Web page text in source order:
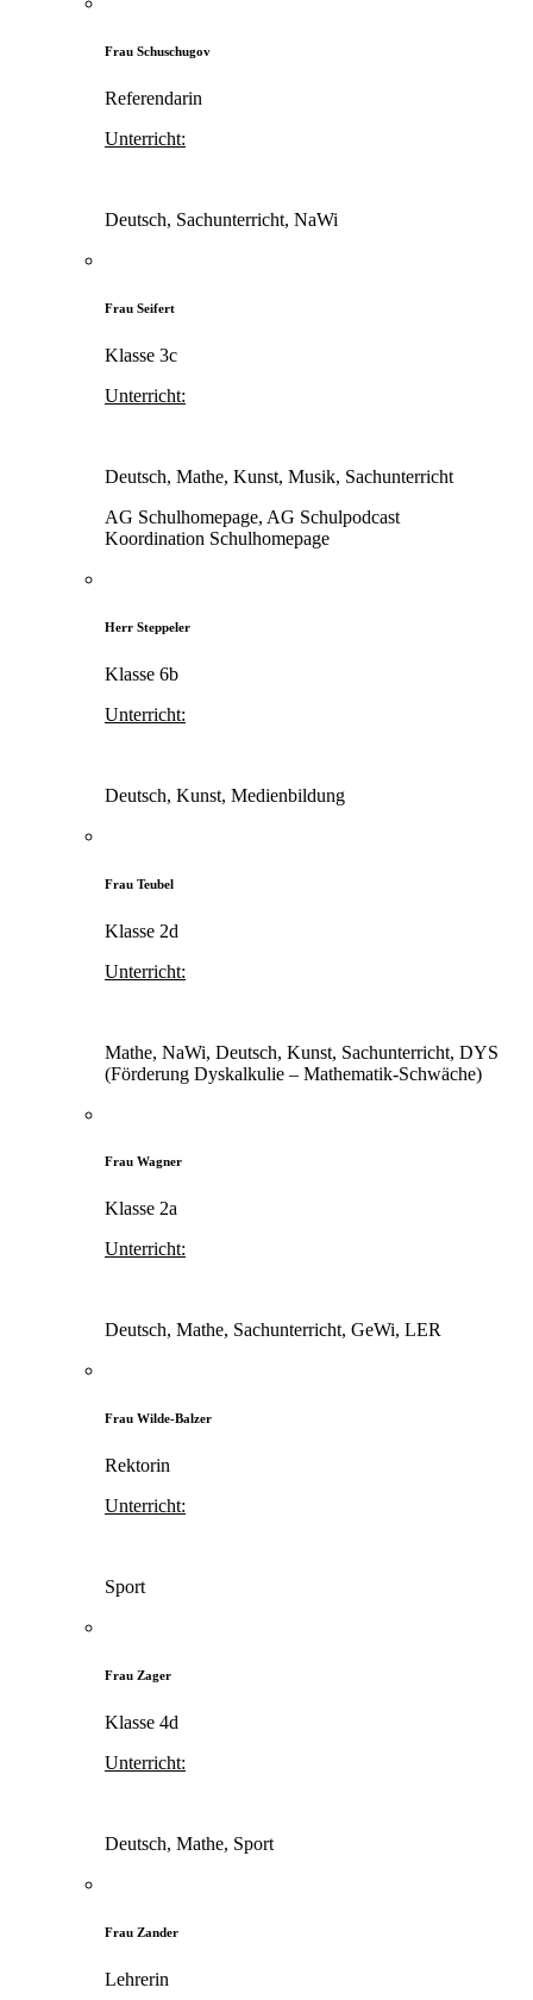
Frau Schuschugov
Referendarin
Unterricht:
Deutsch, Sachunterricht, NaWi
Frau Seifert
Klasse 3c
Unterricht:
Deutsch, Mathe, Kunst, Musik, Sachunterricht
AG Schulhomepage, AG Schulpodcast
Koordination Schulhomepage
Herr Steppeler
Klasse 6b
Unterricht:
Deutsch, Kunst, Medienbildung
Frau Teubel
Klasse 2d
Unterricht:
Mathe, NaWi, Deutsch, Kunst, Sachunterricht, DYS
(Förderung Dyskalkulie – Mathematik-Schwäche)
Frau Wagner
Klasse 2a
Unterricht:
Deutsch, Mathe, Sachunterricht, GeWi, LER
Frau Wilde-Balzer
Rektorin
Unterricht:
Sport
Frau Zager
Klasse 4d
Unterricht:
Deutsch, Mathe, Sport
Frau Zander
Lehrerin